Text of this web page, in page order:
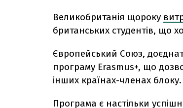
Великобританія щороку
британських студентів, що
Європейський Союз,
програму Erasmus+, що
інших країнах-членах блоку.
Програма є настільки